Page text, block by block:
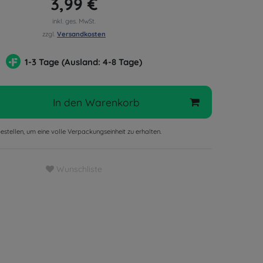
inkl. ges. MwSt.
zzgl. Versandkosten
1-3 Tage (Ausland: 4-8 Tage)
In den Warenkorb
um eine volle Verpackungseinheit zu erhalten.
Wunschliste